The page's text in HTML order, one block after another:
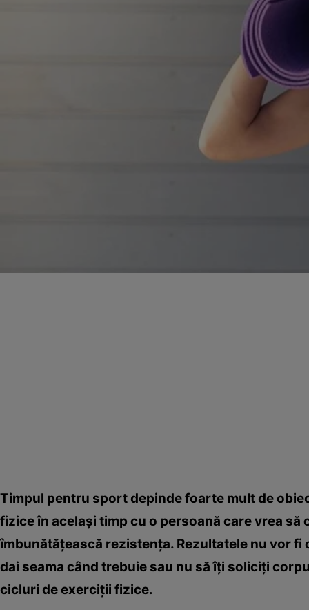
Timpul pentru sport depinde foarte mult de
fizice în acelaşi timp cu o persoană care vrea
îmbunătăţească rezistenţa. Rezultatele nu vor
dai seama când trebuie sau nu să îţi soliciţi
cicluri de exerciţii fizice.